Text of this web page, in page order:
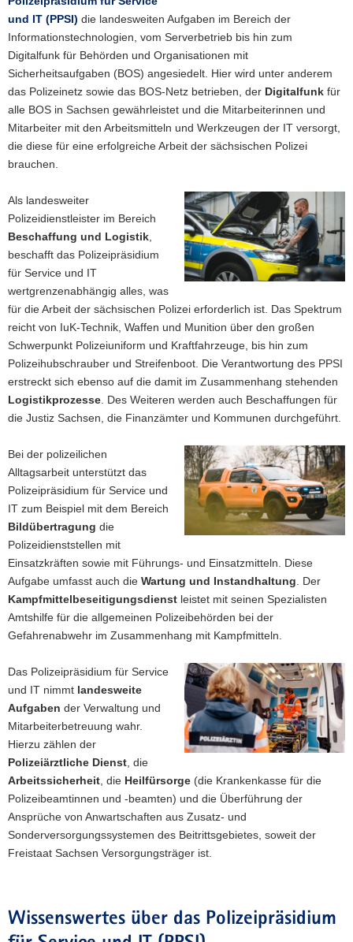
i
o
n
und IT (PPSI) die landesweiten Aufgaben im Bereich der
Informationstechnologien, vom Serverbetrieb bis hin zum
Digitalfunk für Behörden und Organisationen mit
Sicherheitsaufgaben (BOS) angesiedelt. Hier wird unter anderem
das Polizeinetz sowie das BOS-Netz betrieben, der Digitalfunk für
alle BOS in Sachsen gewährleistet und die Mitarbeiterinnen und
Mitarbeiter mit den Arbeitsmitteln und Werkzeugen der IT versorgt,
die diese für eine erfolgreiche Arbeit der sächsischen Polizei
brauchen.
Als landesweiter
Polizeidienstleister im Bereich
Beschaffung und Logistik
beschafft das Polizeipräsidium
für Service und IT
wertgrenzenabhängig alles, was
für die Arbeit der sächsischen Polizei erforderlich ist. Das Spektrum
reicht von IuK-Technik, Waffen und Munition über den großen
Schwerpunkt Polizeiuniform und Kraftfahrzeuge, bis hin zum
Polizeihubschrauber und Streifenboot. Die Verantwortung des PPSI
erstreckt sich ebenso auf die damit im Zusammenhang stehenden
Logistikprozesse . Des Weiteren werden auch Beschaffungen für
die Justiz Sachsen, die Finanzämter und Kommunen durchgeführt.
Bei der polizeilichen
Alltagsarbeit unterstützt das
Polizeipräsidium für Service und
IT zum Beispiel mit dem Bereich
Bildübertragung die
Polizeidienststellen mit
Einsatzkräften sowie mit Führungs- und Einsatzmitteln. Diese
Aufgabe umfasst auch die Wartung und Instandhaltung . Der
Kampfmittelbeseitigungsdienst leistet mit seinen Spezialisten
Amtshilfe für die allgemeinen Polizeibehörden bei der
Gefahrenabwehr im Zusammenhang mit Kampfmitteln.
Das Polizeipräsidium für Service
und IT nimmt landesweite
Aufgaben der Verwaltung und
Mitarbeiterbetreuung wahr.
Hierzu zählen der
Polizeiärztliche Dienst , die
Arbeitssicherheit , die Heilfürsorge (die Krankenkasse für die
Polizeibeamtinnen und -beamten) und die Überführung der
Ansprüche von Anwartschaften aus Zusatz- und
Sonderversorgungssystemen des Beitrittsgebietes, soweit der
Freistaat Sachsen Versorgungsträger ist.
Wissenswertes über das Polizeipräsidium